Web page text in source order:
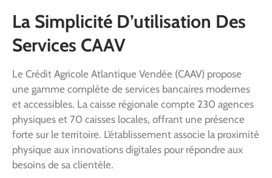
La Simplicité D’utilisation Des
Services CAAV
Le Crédit Agricole Atlantique Vendée (CAAV) propose
une gamme complète de services bancaires modernes
et accessibles. La caisse régionale compte 230 agences
physiques et 70 caisses locales, offrant une présence
forte sur le territoire. L’établissement associe la proximité
physique aux innovations digitales pour répondre aux
besoins de sa clientèle.